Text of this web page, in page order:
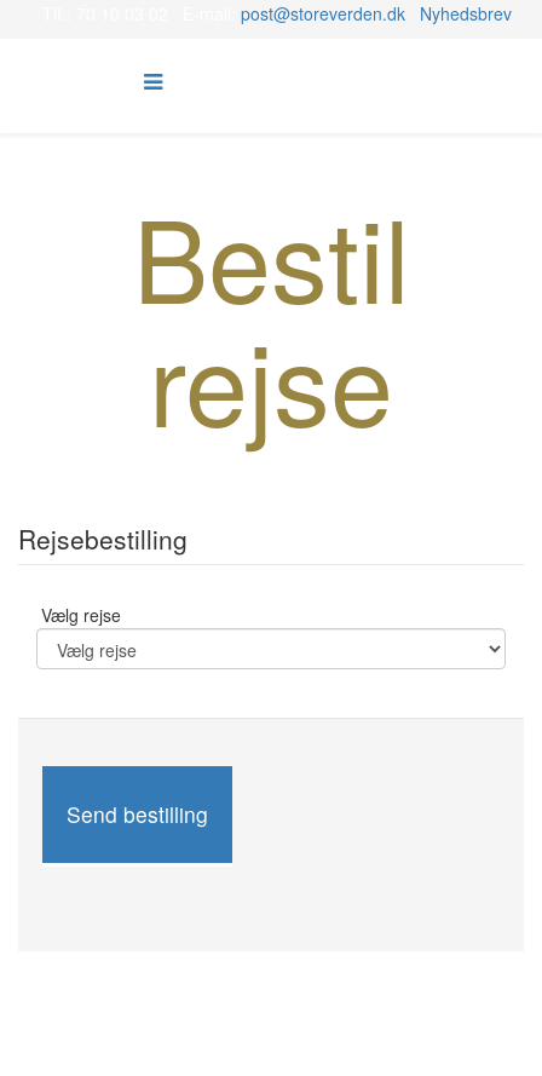
post@storeverden.dk Nyhedsbrev
Bestil
rejse
Rejsebestilling
Vælg rejse
Send bestilling